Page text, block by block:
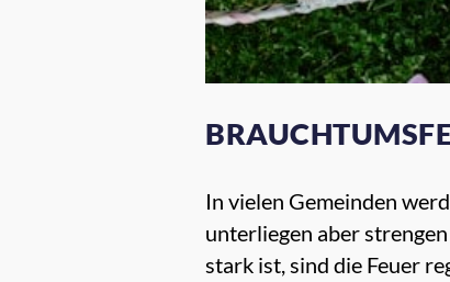
In vielen Gemeinden
unterliegen aber
stark ist, sind die Feuer